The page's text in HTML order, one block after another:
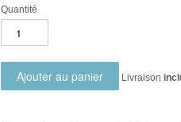
Quantité
Livraison